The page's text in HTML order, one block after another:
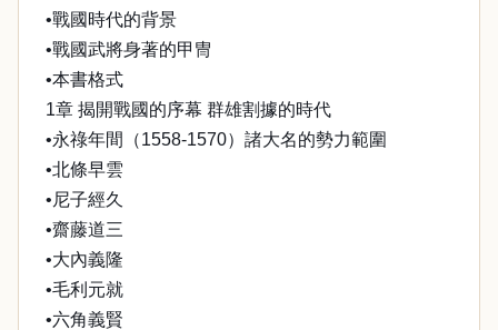
•戰國時代的背景
•戰國武將身著的甲冑
•本書格式
1章 揭開戰國的序幕 群雄割據的時代
•永祿年間（1558-1570）諸大名的勢力範圍
•北條早雲
•尼子經久
•齋藤道三
•大內義隆
•毛利元就
•六角義賢